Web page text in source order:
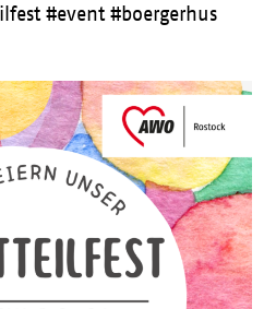
#event #boergerhus